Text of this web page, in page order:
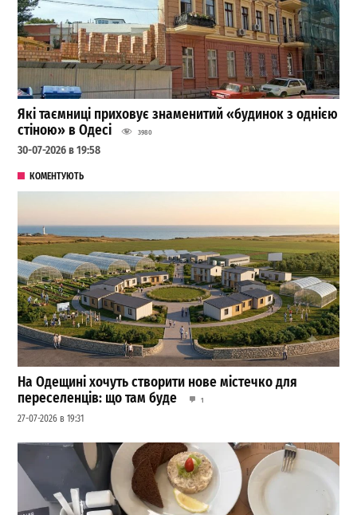
Які таємниці приховує знаменитий «будинок з однією
стіною» в Одесі
3980
30-07-2026 в 19:58
КОМЕНТУЮТЬ
На Одещині хочуть створити нове містечко для
переселенців: що там буде
1
27-07-2026 в 19:31